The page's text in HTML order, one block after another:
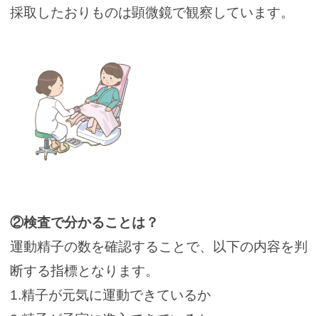
採取したおりものは顕微鏡で観察しています。
②検査で分かることは？
運動精子の数を確認することで、以下の内容を判
断する指標となります。
1.精子が元気に運動できているか